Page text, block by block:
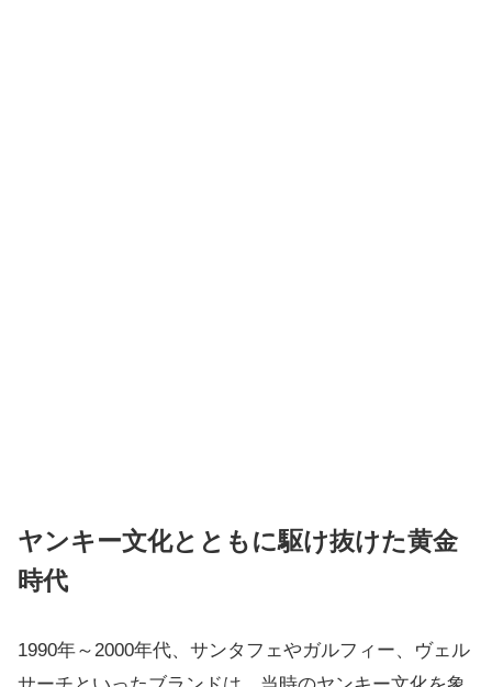
ヤンキー文化とともに駆け抜けた黄金
時代
1990年～2000年代、サンタフェやガルフィー、ヴェル